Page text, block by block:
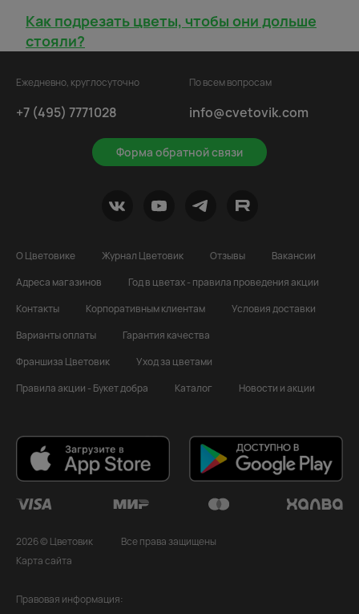
Как подрезать цветы, чтобы они дольше
стояли?
Ежедневно, круглосуточно
+7 (495) 7771028
Форма обратной связи
По всем вопросам
info@cvetovik.com
О Цветовике Журнал Цветовик Отзывы
Вакансии
Адреса магазинов
Год в цветах - правила проведения акции
Контакты
Корпоративным клиентам
Условия доставки
Варианты оплаты
Гарантия качества
Франшиза Цветовик
Уход за цветами
Правила акции - Букет добра
Каталог Новости и акции
2026 © Цветовик
Все права защищены
Карта сайта
Правовая информация: